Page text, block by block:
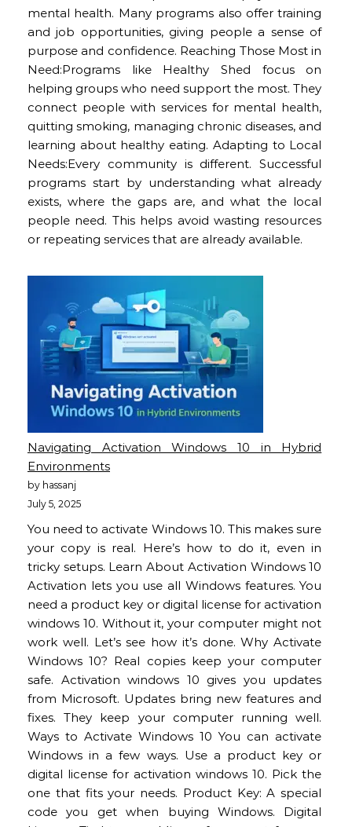
mental health. Many programs also offer training
and job opportunities, giving people a sense of
purpose and confidence. Reaching Those Most in
Need:Programs like Healthy Shed focus on
helping groups who need support the most. They
connect people with services for mental health,
quitting smoking, managing chronic diseases, and
learning about healthy eating. Adapting to Local
Needs:Every community is different. Successful
programs start by understanding what already
exists, where the gaps are, and what the local
people need. This helps avoid wasting resources
or repeating services that are already available.
Navigating Activation Windows 10 in Hybrid
Environments
by hassanj
July 5, 2025
You need to activate Windows 10. This makes sure
your copy is real. Here’s how to do it, even in
tricky setups. Learn About Activation Windows 10
Activation lets you use all Windows features. You
need a product key or digital license for activation
windows 10. Without it, your computer might not
work well. Let’s see how it’s done. Why Activate
Windows 10? Real copies keep your computer
safe. Activation windows 10 gives you updates
from Microsoft. Updates bring new features and
fixes. They keep your computer running well.
Ways to Activate Windows 10 You can activate
Windows in a few ways. Use a product key or
digital license for activation windows 10. Pick the
one that fits your needs. Product Key: A special
code you get when buying Windows. Digital